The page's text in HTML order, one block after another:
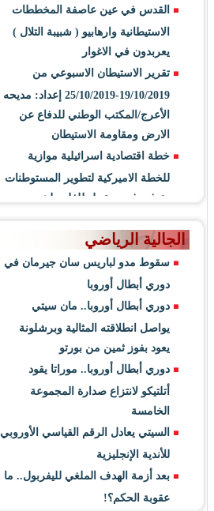
القدس في عين عاصفة المخططات
الاستيطانية وارهابيو ( شبيبة التلال )
يعربدون في الاغوار
تقرير الاستيطان الاسبوعي من
19/10/2019-25/10/2019 إعداد: مديحه
الأعرج/المكتب الوطني للدفاع عن
الارض ومقاومة الاستيطان
خطة اقتصادية اسرائيلية موازية
للخطة الاميركية لتطوير المستوطنات
وتوفير فرص عمل للفلسطينيين
الجالية الرياضي
سقوط مدو لباريس سان جيرمان في
دوري أبطال أوروبا
دوري أبطال أوروبا.. مان سيتي
يواصل انطلاقته المثالية وبرشلونة
يعود بفوز ثمين من بورتو
دوري أبطال أوروبا.. موراتا يقود
أتلتيكو لانتزاع صدارة المجموعة
الخامسة
السيتي يعادل الرقم القياسي الأوروبي
للأندية الإنجليزية
بعد أزمة الهدف الملغي لليفربول.. ما
عقوبة الحكم؟!